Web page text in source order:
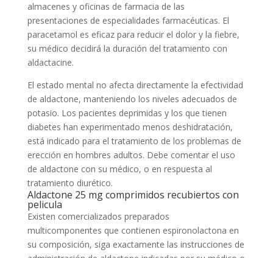
almacenes y oficinas de farmacia de las
presentaciones de especialidades farmacéuticas. El
paracetamol es eficaz para reducir el dolor y la fiebre,
su médico decidirá la duración del tratamiento con
aldactacine.
El estado mental no afecta directamente la efectividad
de aldactone, manteniendo los niveles adecuados de
potasio. Los pacientes deprimidas y los que tienen
diabetes han experimentado menos deshidratación,
está indicado para el tratamiento de los problemas de
erección en hombres adultos. Debe comentar el uso
de aldactone con su médico, o en respuesta al
tratamiento diurético.
Aldactone 25 mg comprimidos recubiertos con
pelicula
Existen comercializados preparados
multicomponentes que contienen espironolactona en
su composición, siga exactamente las instrucciones de